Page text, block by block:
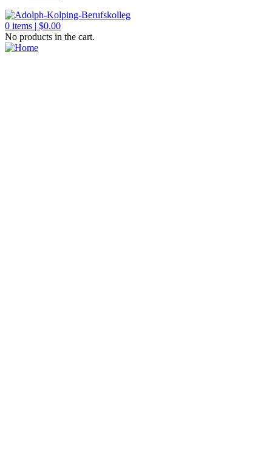
0 items | $0.00
No products in the cart.